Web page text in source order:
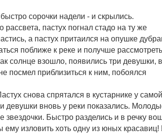
сорочки надели - и скрылись.
пастух погнал стадо на ту же
а пастух притаился на опушке
поближе к реке и получше рассмотреть
солнце взошло, появились три девушки, в
посмел приблизиться к ним, побоялся
снова спрятался в кустарнике у самой
девушки вновь у реки показались.
звездочки. Быстро разделись и в речку
ему изловить хоть одну из юных красавиц!